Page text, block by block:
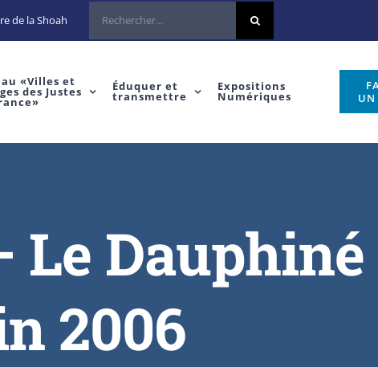
de la Shoah
«Villes et
des Justes Éduquer et
transmettre
Expositions
Numériques
UN
Le
2006